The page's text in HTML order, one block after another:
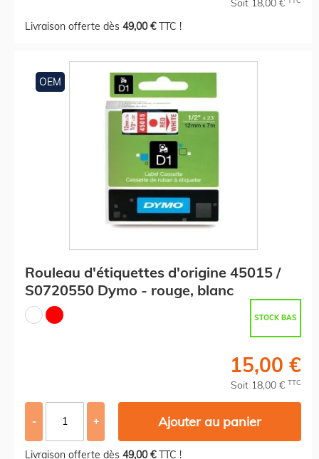
Livraison offerte dès 49,00 €TTC !
OEM
Rouleau d'étiquettes d'origine 45015 /
S0720550 Dymo - rouge, blanc
STOCK BAS
15,00 €
Soit 18,00 € TTC
- + Ajouter au panier
Livraison offerte dès 49,00 €TTC !